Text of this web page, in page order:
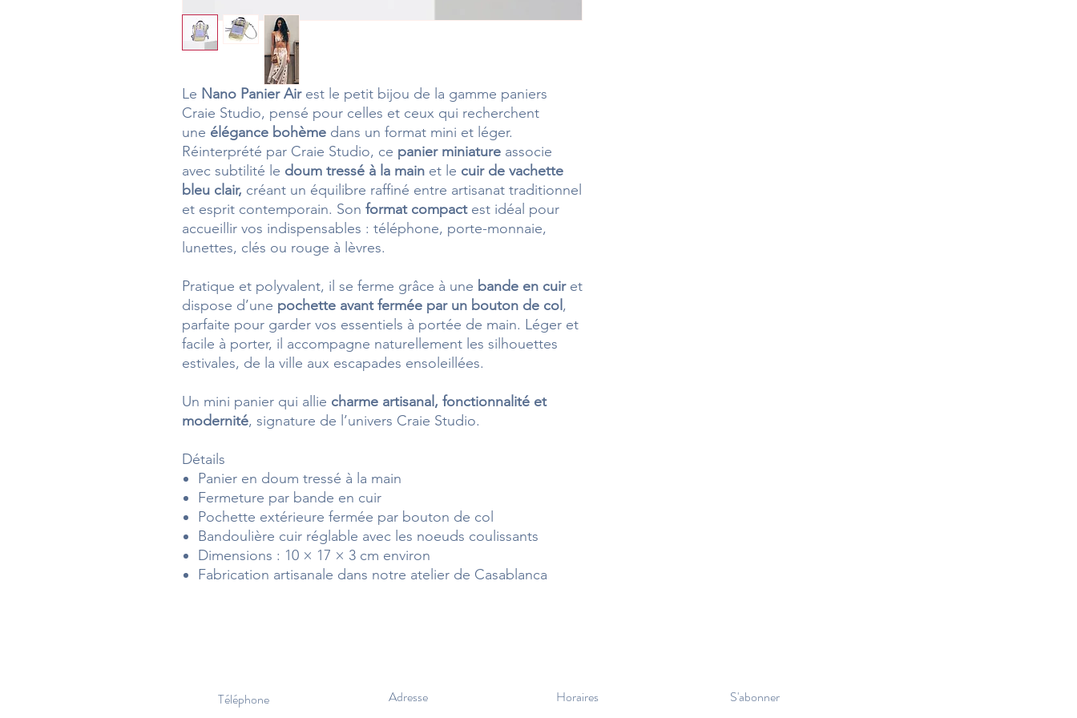
Le Nano Panier Airest le petit bijou de la gamme paniers
Craie Studio, pensé pour celles et ceux qui recherchent
une élégance bohème dans un format mini et léger.
Réinterprété par Craie Studio, ce panier miniature associe
avec subtilité le doum tressé à la main et le cuir de vachette
bleu clair, créant un équilibre raffiné entre artisanat traditionnel
et esprit contemporain. Son format compactest idéal pour
accueillir vos indispensables : téléphone, porte-monnaie,
lunettes, clés ou rouge à lèvres.
Pratique et polyvalent, il se ferme grâce à une bande en cuiret
dispose d’une pochette avant fermée par un bouton de col,
parfaite pour garder vos essentiels à portée de main. Léger et
facile à porter, il accompagne naturellement les silhouettes
estivales, de la ville aux escapades ensoleillées.
Un mini panier qui allie charme artisanal, fonctionnalité et
modernité, signature de l’univers Craie Studio.
Détails
Panier en doum tressé à la main
Fermeture par bande en cuir
Pochette extérieure fermée par bouton de col
Bandoulière cuir réglable avec les noeuds coulissants
Dimensions : 10 × 17 × 3 cm environ
Fabrication artisanale dans notre atelier de Casablanca
Téléphone Adresse S'abonner
Horaires